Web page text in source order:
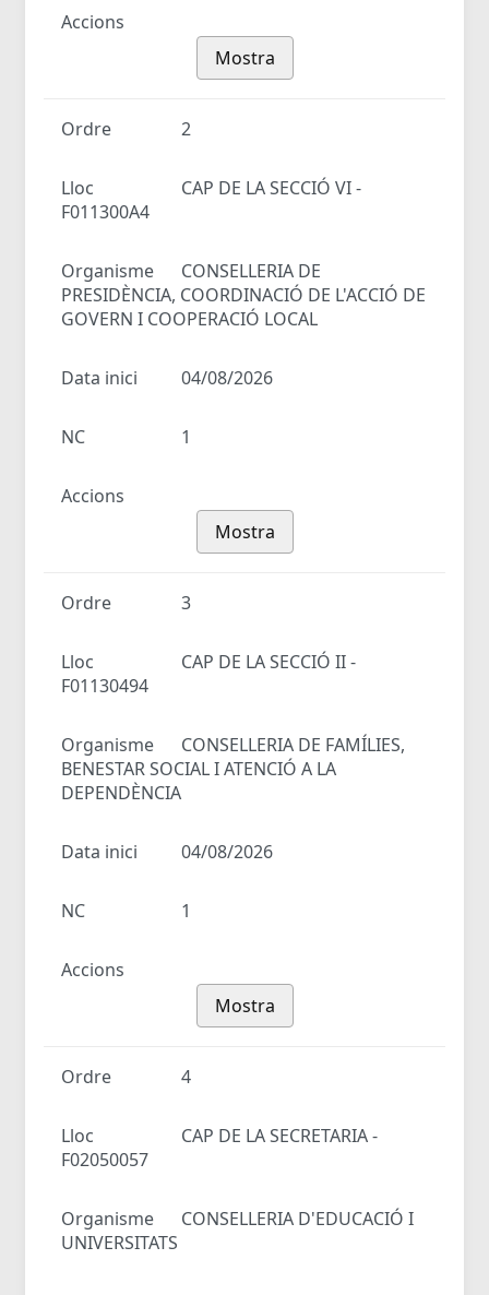
Accions
Mostra
Ordre 2
Lloc
CAP DE LA SECCIÓ VI -
F011300A4
Organisme
CONSELLERIA DE
PRESIDÈNCIA, COORDINACIÓ DE L'ACCIÓ DE
GOVERN I COOPERACIÓ LOCAL
Data inici 04/08/2026
NC 1
Accions
Mostra
Ordre 3
Lloc
CAP DE LA SECCIÓ II -
F01130494
Organisme
CONSELLERIA DE FAMÍLIES,
BENESTAR SOCIAL I ATENCIÓ A LA
DEPENDÈNCIA
Data inici 04/08/2026
NC 1
Accions
Mostra
Ordre 4
Lloc
CAP DE LA SECRETARIA -
F02050057
Organisme
CONSELLERIA D'EDUCACIÓ I
UNIVERSITATS